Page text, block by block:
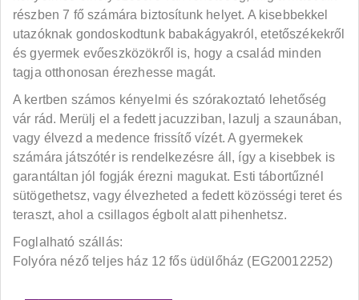
részben 7 fő számára biztosítunk helyet. A kisebbekkel
utazóknak gondoskodtunk babakágyakról, etetőszékekről
és gyermek evőeszközökről is, hogy a család minden
tagja otthonosan érezhesse magát.
A kertben számos kényelmi és szórakoztató lehetőség
vár rád. Merülj el a fedett jacuzziban, lazulj a szaunában,
vagy élvezd a medence frissítő vízét. A gyermekek
számára játszótér is rendelkezésre áll, így a kisebbek is
garantáltan jól fogják érezni magukat. Esti tábortűznél
sütögethetsz, vagy élvezheted a fedett közösségi teret és
teraszt, ahol a csillagos égbolt alatt pihenhetsz.
Foglalható szállás:
Folyóra néző teljes ház 12 fős üdülőház (EG20012252)